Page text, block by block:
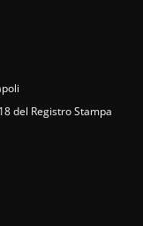
del Registro Stampa